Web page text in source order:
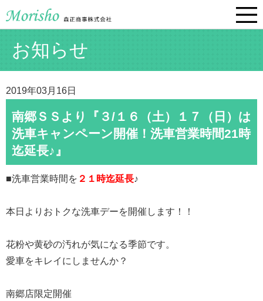
お知らせ
2019年03月16日
南郷ＳＳより『３/１６（土）１７（日）は
洗車キャンペーン開催！洗車営業時間21時
迄延長♪』
■洗車営業時間を ２１時迄延長♪
本日よりおトクな洗車デーを開催します！！
花粉や黄砂の汚れが気になる季節です。
愛車をキレイにしませんか？
南郷店限定開催